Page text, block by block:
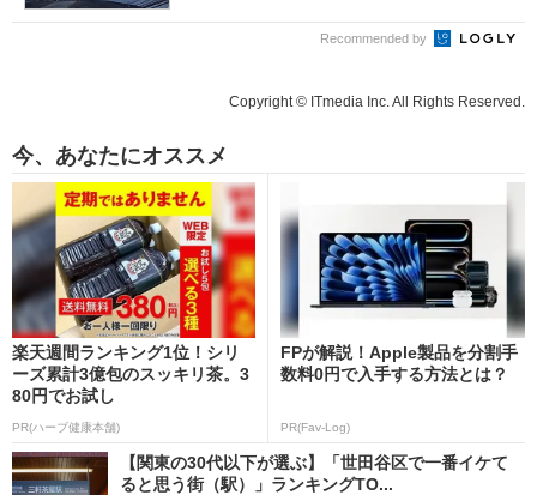
Recommended by
Copyright © ITmedia Inc. All Rights Reserved.
今、あなたにオススメ
楽天週間ランキング1位！シリ
ーズ累計3億包のスッキリ茶。3
80円でお試し
PR(ハーブ健康本舗)
FPが解説！Apple製品を分割手
数料0円で入手する方法とは？
PR(Fav-Log)
【関東の30代以下が選ぶ】「世田谷区で一番イケて
ると思う街（駅）」ランキングTO...